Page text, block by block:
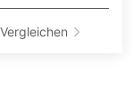
Vergleichen